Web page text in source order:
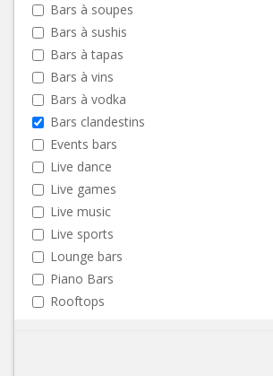
Bars à soupes
Bars à sushis
Bars à tapas
Bars à vins
Bars à vodka
Bars clandestins
Events bars
Live dance
Live games
Live music
Live sports
Lounge bars
Piano Bars
Rooftops